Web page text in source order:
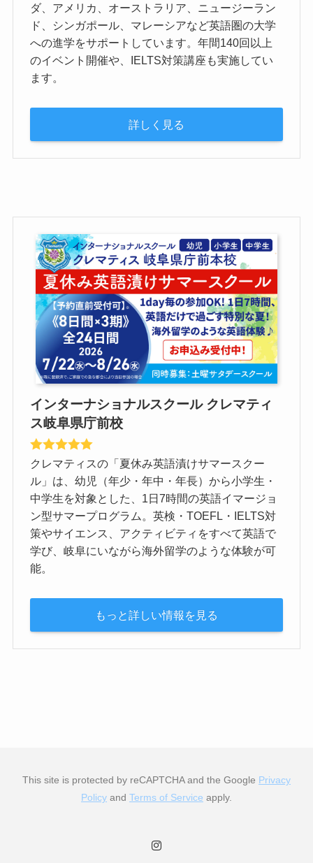
ダ、アメリカ、オーストラリア、ニュージーラン
ド、シンガポール、マレーシアなど英語圏の大学
への進学をサポートしています。年間140回以上
のイベント開催や、IELTS対策講座も実施してい
ます。
詳しく見る
インターナショナルスクール クレマティ
ス岐阜県庁前校
クレマティスの「夏休み英語漬けサマースクー
ル」は、幼児（年少・年中・年長）から小学生・
中学生を対象とした、1日7時間の英語イマージョ
ン型サマープログラム。英検・TOEFL・IELTS対
策やサイエンス、アクティビティをすべて英語で
学び、岐阜にいながら海外留学のような体験が可
能。
もっと詳しい情報を見る
This site is protected by reCAPTCHA and the Google Privacy
Policy and Terms of Service apply.